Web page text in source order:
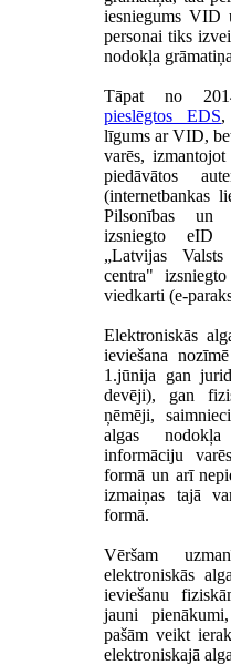
iesniegums VID
personai tiks
nodokļa
Tāpat no
pieslēgtos EDS,
līgums ar VID,
varēs, izmantojot
piedāvātos
(internetbankas
Pilsonības un
izsniegto
„Latvijas
centra"
viedkarti (e-
Elektroniskās
ieviešana
1.jūnija gan
devēji), gan
ņēmēji,
algas
informāciju
formā un arī
izmaiņas tajā
formā.
Vēršam
elektroniskās
ieviešanu
jauni
pašām veikt
elektroniskajā